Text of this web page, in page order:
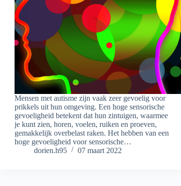
Mensen met autisme zijn vaak zeer gevoelig voor
prikkels uit hun omgeving. Een hoge sensorische
gevoeligheid betekent dat hun zintuigen, waarmee
je kunt zien, horen, voelen, ruiken en proeven,
gemakkelijk overbelast raken. Het hebben van een
hoge gevoeligheid voor sensorische…
dorien.h95
07 maart 2022